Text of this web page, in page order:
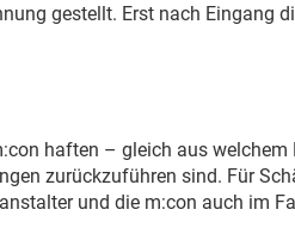
gestellt. Erst nach Eingang
haften – gleich aus
zurückzuführen sind. Für
und die m:con auch im